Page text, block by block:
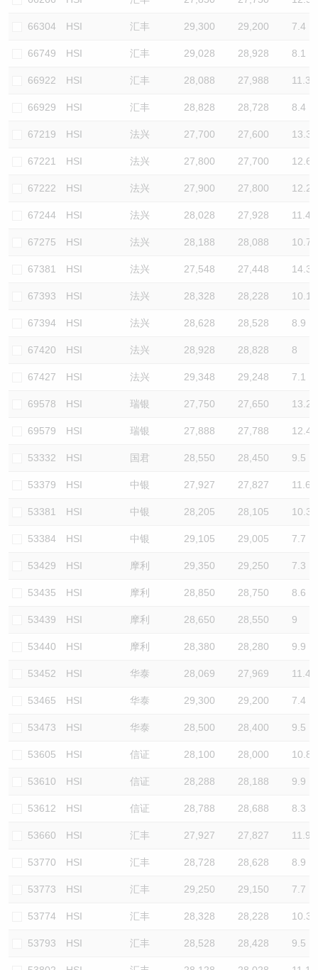
66304 HSI 汇丰 29,300 29,200 7.4
66749 HSI 汇丰 29,028 28,928 8.1
66922 HSI 汇丰 28,088 27,988 11.3
66929 HSI 汇丰 28,828 28,728 8.4
67219 HSI 法兴 27,700 27,600 13.3
67221 HSI 法兴 27,800 27,700 12.6
67222 HSI 法兴 27,900 27,800 12.2
67244 HSI 法兴 28,028 27,928 11.4
67275 HSI 法兴 28,188 28,088 10.7
67381 HSI 法兴 27,548 27,448 14.3
67393 HSI 法兴 28,328 28,228 10.1
67394 HSI 法兴 28,628 28,528 8.9
67420 HSI 法兴 28,928 28,828 8
67427 HSI 法兴 29,348 29,248 7.1
69578 HSI 瑞银 27,750 27,650 13.2
69579 HSI 瑞银 27,888 27,788 12.4
53332 HSI 国君 28,550 28,450 9.5
53379 HSI 中银 27,927 27,827 11.6
53381 HSI 中银 28,205 28,105 10.3
53384 HSI 中银 29,105 29,005 7.7
53429 HSI 摩利 29,350 29,250 7.3
53435 HSI 摩利 28,850 28,750 8.6
53439 HSI 摩利 28,650 28,550 9
53440 HSI 摩利 28,380 28,280 9.9
53452 HSI 华泰 28,069 27,969 11.4
53465 HSI 华泰 29,300 29,200 7.4
53473 HSI 华泰 28,500 28,400 9.5
53605 HSI 信证 28,100 28,000 10.8
53610 HSI 信证 28,288 28,188 9.9
53612 HSI 信证 28,788 28,688 8.3
53660 HSI 汇丰 27,927 27,827 11.9
53770 HSI 汇丰 28,728 28,628 8.9
53773 HSI 汇丰 29,250 29,150 7.7
53774 HSI 汇丰 28,328 28,228 10.3
53793 HSI 汇丰 28,528 28,428 9.5